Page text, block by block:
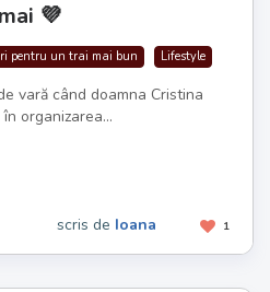
💜
pentru un trai mai bun Lifestyle
vară când doamna Cristina
organizarea...
1
scris de Ioana